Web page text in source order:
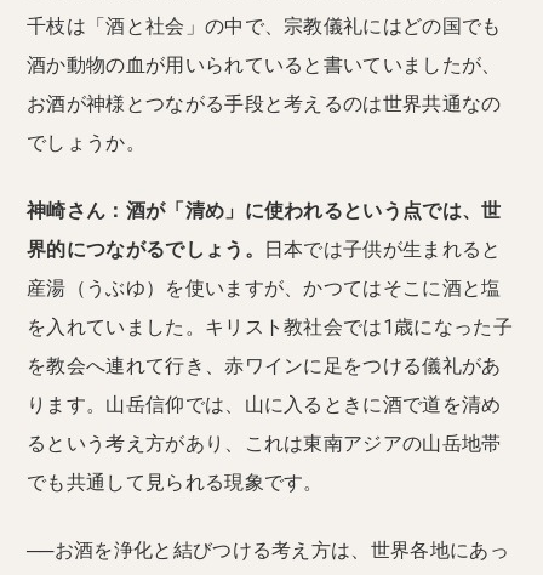
千枝は「酒と社会」の中で、宗教儀礼にはどの国でも
酒か動物の血が用いられていると書いていましたが、
お酒が神様とつながる手段と考えるのは世界共通なの
でしょうか。
神崎さん：酒が「清め」に使われるという点では、世
界的につながるでしょう。
日本では子供が生まれると
産湯（うぶゆ）を使いますが、かつてはそこに酒と塩
を入れていました。キリスト教社会では1歳になった子
を教会へ連れて行き、赤ワインに足をつける儀礼があ
ります。山岳信仰では、山に入るときに酒で道を清め
るという考え方があり、これは東南アジアの山岳地帯
でも共通して見られる現象です。
──お酒を浄化と結びつける考え方は、世界各地にあっ